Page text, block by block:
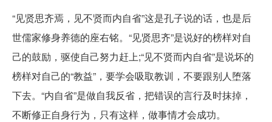
“见贤思齐焉，见不贤而内自省”这是孔子说的话，也是后
世儒家修身养德的座右铭。“见贤思齐”是说好的榜样对自
己的鼓励，驱使自己努力赶上;“见不贤而内自省”是说坏的
榜样对自己的“教益”，要学会吸取教训，不要跟别人堕落
下去。“内自省”是做自我反省，把错误的言行及时抹掉，
不断修正自身行为，只有这样，做事情才会成功。